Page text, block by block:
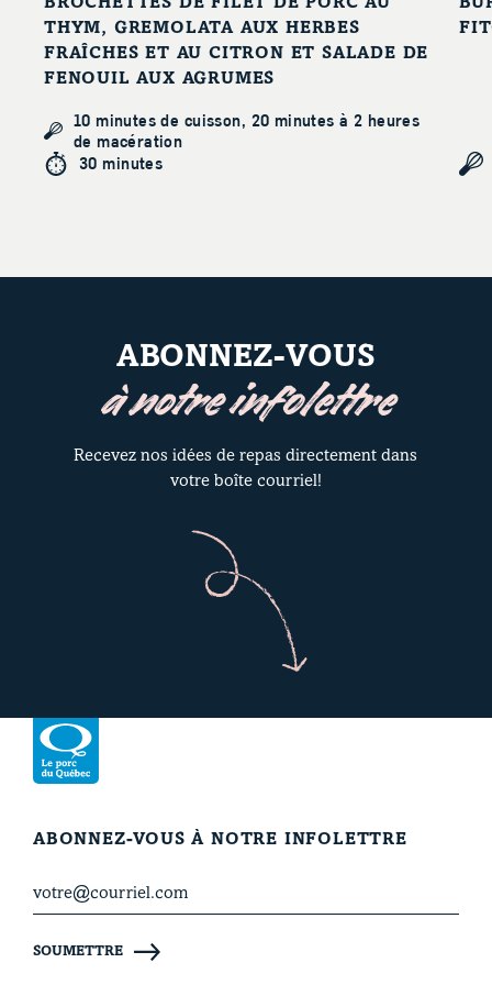
THYM, GREMOLATA AUX HERBES
FRAÎCHES ET AU CITRON ET SALADE DE
FENOUIL AUX AGRUMES
10 minutes de cuisson, 20 minutes à 2 heures
de macération
30 minutes
ABONNEZ-VOUS
à notre infolettre
Recevez nos idées de repas directement dans
votre boîte courriel!
Revenir à la page d’accueil
ABONNEZ-VOUS À NOTRE INFOLETTRE
SOUMETTRE